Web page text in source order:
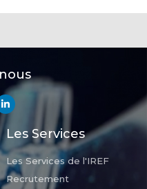
Les Services
Les Services de l'IREF
Recrutement